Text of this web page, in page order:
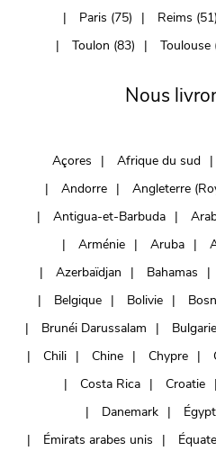
Paris (75)
Reims (51)
Toulon (83)
Toulouse
Nous
Açores Afrique du sud
Andorre
Angleterre
Antigua-et-Barbuda
Arménie
Aruba
Azerbaïdjan
Bahamas
Belgique
Bolivie
Brunéi Darussalam
Bulgarie
Chili
Chine Chypre
Costa Rica
Croatie
Danemark
Émirats arabes unis